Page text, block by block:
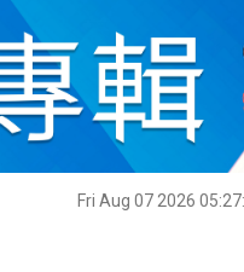
Fri Aug 07 2026
影片 名家榜 灼